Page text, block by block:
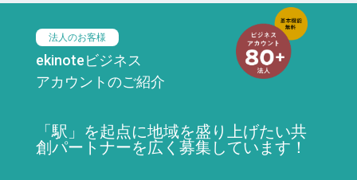
法人のお客様
ekinoteビジネス
アカウントのご紹介
「駅」を起点に地域を盛り上げたい共
創パートナーを広く募集しています！